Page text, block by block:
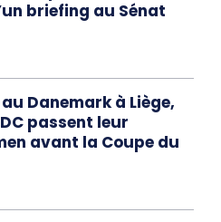
briefing au Sénat
Danemark à Liège,
passent leur
avant la Coupe du